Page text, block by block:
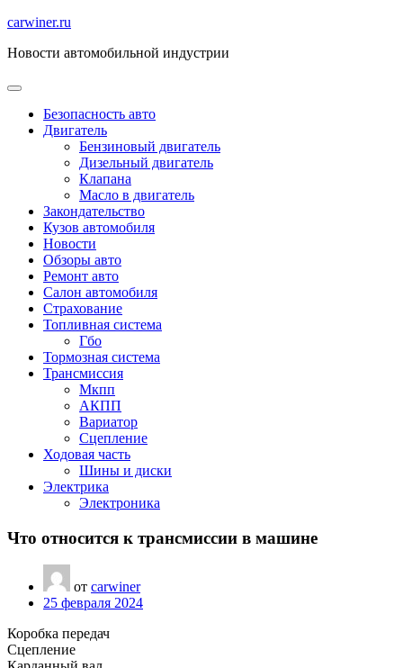
Перейти
содержимому
carwiner.ru
Новости автомобильной индустрии
Безопасность авто
Двигатель
Бензиновый двигатель
Дизельный двигатель
Клапана
Масло в двигатель
Закондательство
Кузов автомобиля
Новости
Обзоры авто
Ремонт авто
Салон автомобиля
Страхование
Топливная система
Гбо
Тормозная система
Трансмиссия
Мкпп
АКПП
Вариатор
Сцепление
Ходовая часть
Шины и диски
Электрика
Электроника
Что относится к трансмиссии в машине
от carwiner
25 февраля 2024
Коробка передач
Сцепление